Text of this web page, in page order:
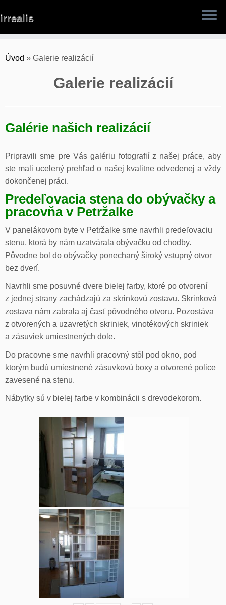
to
irrealis
Úvod » Galerie realizácií
Galerie realizácií
Galérie našich realizácií
Pripravili sme pre Vás galériu fotografií z našej práce, aby
ste mali ucelený prehľad o našej kvalitne odvedenej a vždy
dokončenej práci.
Predeľovacia stena do obývačky a
pracovňa v Petržalke
V panelákovom byte v Petržalke sme navrhli predeľovaciu
stenu, ktorá by nám uzatvárala obývačku od chodby.
Pôvodne bol do obývačky ponechaný široký vstupný otvor
bez dverí.
Navrhli sme posuvné dvere bielej farby, ktoré po otvorení
z jednej strany zachádzajú za skrinkovú zostavu. Skrinková
zostava nám zabrala aj časť pôvodného otvoru. Pozostáva
z otvorených a uzavretých skriniek, vinotékových skriniek
a zásuviek umiestnených dole.
Do pracovne sme navrhli pracovný stôl pod okno, pod
ktorým budú umiestnené zásuvkovú boxy a otvorené police
zavesené na stenu.
Nábytky sú v bielej farbe v kombinácii s drevodekorom.